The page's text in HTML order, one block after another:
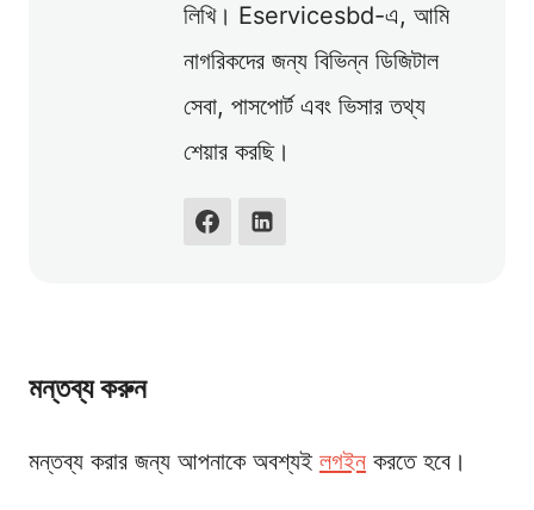
লিখি। Eservicesbd-এ, আমি
নাগরিকদের জন্য বিভিন্ন ডিজিটাল
সেবা, পাসপোর্ট এবং ভিসার তথ্য
শেয়ার করছি।
মন্তব্য করুন
মন্তব্য করার জন্য আপনাকে অবশ্যই লগইন করতে হবে।